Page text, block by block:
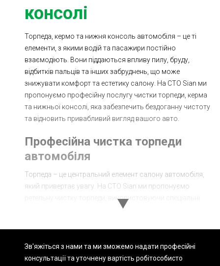
Зв'яжіться з нами та ми зможемо надати професійні
консультації та уточнену вартість робітособисто
консолі
Торпеда, кермо та нижня консоль автомобіля – це ті
елементи, з якими водій та пасажири постійно
взаємодіють. Вони піддаються впливу пилу, бруду,
відбитків пальців та інших забруднень, що може
знижувати комфорт та естетику салону. На СТО Sian ми
пропонуємо професійну послугу чистки торпеди, керма
та нижньої консолі, яка забезпечить бездоганну чистоту
та відновить привабливий вигляд вашого авто.
Професійна чистка торпеди
автомобіля
Торпеда – це центральний елемент салону автомобіля,
який привертає увагу. На СТО Sian ми пропонуємо
ретельну чистку торпеди, використовуючи спеціальні
миючі засоби та техніки для досягнення ідеального
Етапи чистки торпеди:
Огляд та оцінка стану: Перед початком роботи ми